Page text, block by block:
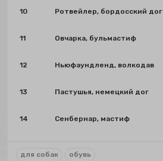
10 Ротвейлер, бордосский дог
11 Овчарка, бульмастиф
12 Ньюфаундленд, волкодав
13 Пастушья, немецкий дог
14 Сенбернар, мастиф
для собак обувь